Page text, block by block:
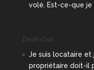
volé. Est-ce-que je
Droit Civil
Je suis locataire et
propriétaire doit-il